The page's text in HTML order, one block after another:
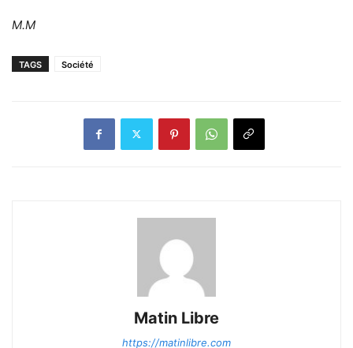
M.M
TAGS Société
Matin Libre
https://matinlibre.com